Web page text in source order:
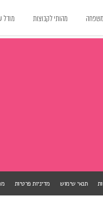
מהותי לקבוצות מודל
תנאי שימוש מדיניות פרטיות